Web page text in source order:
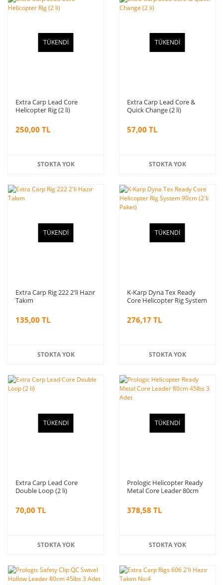
TÜKENDİ
Extra Carp Lead Core
Helicopter Rig (2 li)
250,00 TL
STOKTA YOK
TÜKENDİ
Extra Carp Lead Core &
Quick Change (2 li)
57,00 TL
STOKTA YOK
TÜKENDİ
Extra Carp Rig 222 2'li Hazır
Takım
135,00 TL
STOKTA YOK
TÜKENDİ
K-Karp Dyna Tex Ready
Core Helicopter Rig System
276,17 TL
STOKTA YOK
TÜKENDİ
Extra Carp Lead Core
Double Loop (2 li)
70,00 TL
STOKTA YOK
TÜKENDİ
Prologic Helicopter Ready
Metal Core Leader 80cm
378,58 TL
STOKTA YOK